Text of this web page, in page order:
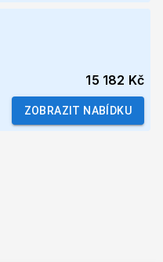
15 182 Kč
ZOBRAZIT NABÍDKU